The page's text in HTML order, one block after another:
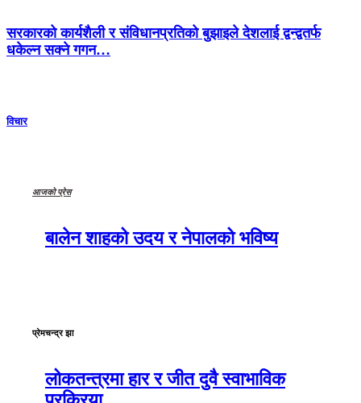
सरकारको कार्यशैली र संविधानप्रतिको बुझाइले देशलाई द्वन्द्वतर्फ
धकेल्न सक्ने गगन…
विचार
आजको प्रेस
बालेन शाहको उदय र नेपालको भविष्य
प्रेमचन्द्र झा
लोकतन्त्रमा हार र जीत दुवै स्वाभाविक